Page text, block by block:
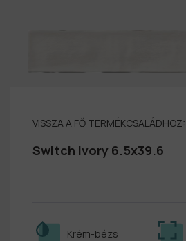
VISSZA A FŐ TERMÉKCSALÁDHOZ:
Switch Ivory 6.5x39.6
Krém-bézs